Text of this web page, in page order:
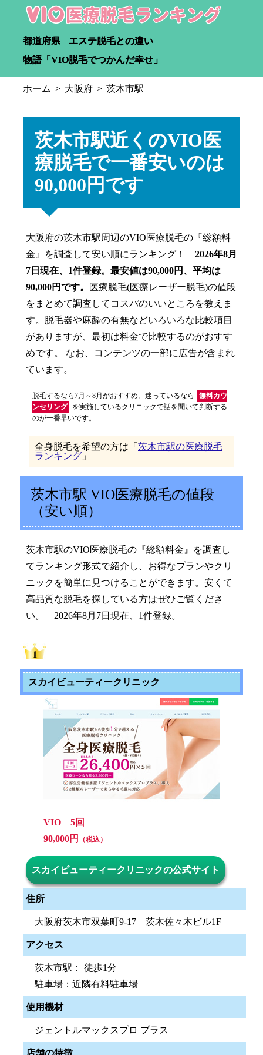
都道府県
エステ脱毛との違い
物語「VIO脱毛でつかんだ幸せ」
ホーム 大阪府 茨木市駅
茨木市駅近くのVIO医
療脱毛で一番安いのは
90,000円です
大阪府の茨木市駅周辺のVIO医療脱毛の『総額料
金』を調査して安い順にランキング！ 2026年8月
7日現在、1件登録。最安値は90,000円、平均は
90,000円です。
医療脱毛(医療レーザー脱毛)の値段
をまとめて調査してコスパのいいところを教えま
す。脱毛器や麻酔の有無などいろいろな比較項目
がありますが、最初は料金で比較するのがおすす
めです。 なお、コンテンツの一部に広告が含まれ
ています。
脱毛するなら7月～8月がおすすめ。迷っているなら
無料カウ
ンセリング
を実施しているクリニックで話を聞いて判断する
のが一番早いです。
全身脱毛を希望の方は「 茨木市駅の医療脱毛
ランキング 」
茨木市駅 VIO医療脱毛の値段
（安い順）
茨木市駅のVIO医療脱毛の『総額料金』を調査し
てランキング形式で紹介し、お得なプランやクリ
ニックを簡単に見つけることができます。安くて
高品質な脱毛を探している方はぜひご覧くださ
い。 2026年8月7日現在、1件登録。
スカイビューティークリニック
VIO 5回
90,000円
（税込）
スカイビューティークリニックの公式サイト
住所
大阪府茨木市双葉町9-17 茨木佐々木ビル1F
アクセス
茨木市駅： 徒歩1分
駐車場：近隣有料駐車場
使用機材
ジェントルマックスプロ プラス
店舗の特徴